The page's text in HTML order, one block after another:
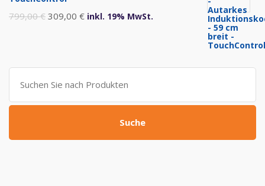
799,00€ Ursprünglicher
799,00 €
309,00 €Aktueller
309,00 €.
inkl. 19% MwSt.
Suche
nach:
Suche